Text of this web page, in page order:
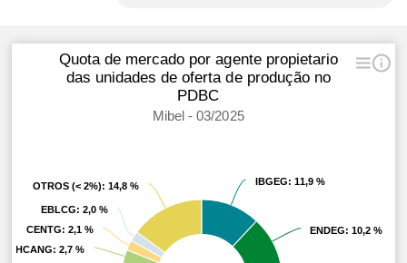
Quota de mercado por agente propietario
das unidades de oferta de produção no
PDBC
Mibel - 03/2025
IBGEG: 11,9 %
IBGEG: 11,9 %
ENDEG: 10,2 %
ENDEG: 10,2 %
HCANG: 2,7 %
HCANG: 2,7 %
CENTG: 2,1 %
CENTG: 2,1 %
EBLCG: 2,0 %
EBLCG: 2,0 %
OTROS (< 2%): 14,8 %
OTROS (< 2%): 14,8 %